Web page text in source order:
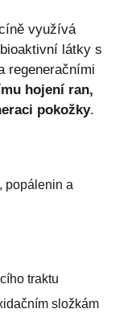
využívá
látky s
regeneračními
hojení ran,
pokožky.
popálenin a
traktu
složkám